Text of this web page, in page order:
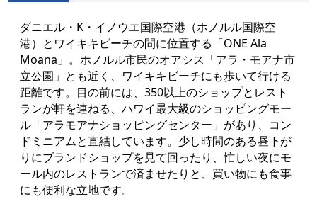
ダニエル・K・イノウエ国際空港（ホノルル国際空
港）とワイキキビーチの間に位置する「ONE Ala
Moana」。ホノルル市民のオアシス「アラ・モアナ市
立公園」とも近く、ワイキキビーチにも歩いて行ける
距離です。目の前には、350以上のショップとレスト
ランが軒を連ねる、ハワイ最大級のショッピングモー
ル「アラモアナショッピングセンター」があり、コン
ドミニアムと直結しています。少し時間のある昼下が
りにブランドショップを見て回ったり、忙しい夜にモ
ール内のレストランで済ませたりと、買い物にも食事
にも便利な立地です。